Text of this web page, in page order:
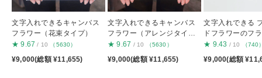
文字入れできるキャンバス
フラワー（花束タイプ）
★ 9.67 / 10 （5630）
¥9,000(総額 ¥11,655)
文字入れできるキャンバス
フラワー（アレンジタイ
プ）
★ 9.67 / 10 （5630）
¥9,000(総額 ¥11,655)
文字入れできる
ドフラワーのフ
キ S
★ 9.43 / 10 （740
¥9,000(総額